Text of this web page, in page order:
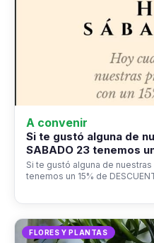
A convenir
Si te gustó alguna de
SABADO 23 tenemos
Si te gustó alguna de nuestras
tenemos un 15% de
FLORES Y PLANTAS